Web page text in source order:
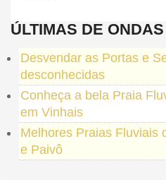
ÚLTIMAS DE
Desvendar as Portas e
desconhecidas
Conheça a bela Praia
em Vinhais
Melhores Praias Fluviais
e Paivô